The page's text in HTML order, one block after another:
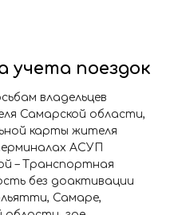
учета поездок
владельцев
Самарской области,
карты жителя
АСУП
– Транспортная
без доактивации
Самаре,